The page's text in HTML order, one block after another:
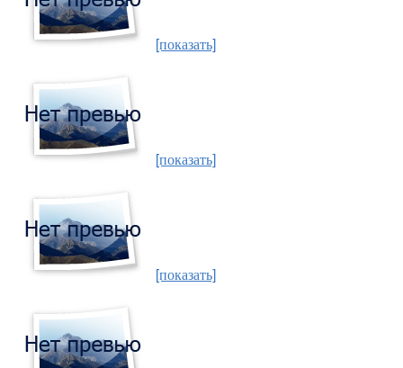
[показать]
[показать]
[показать]